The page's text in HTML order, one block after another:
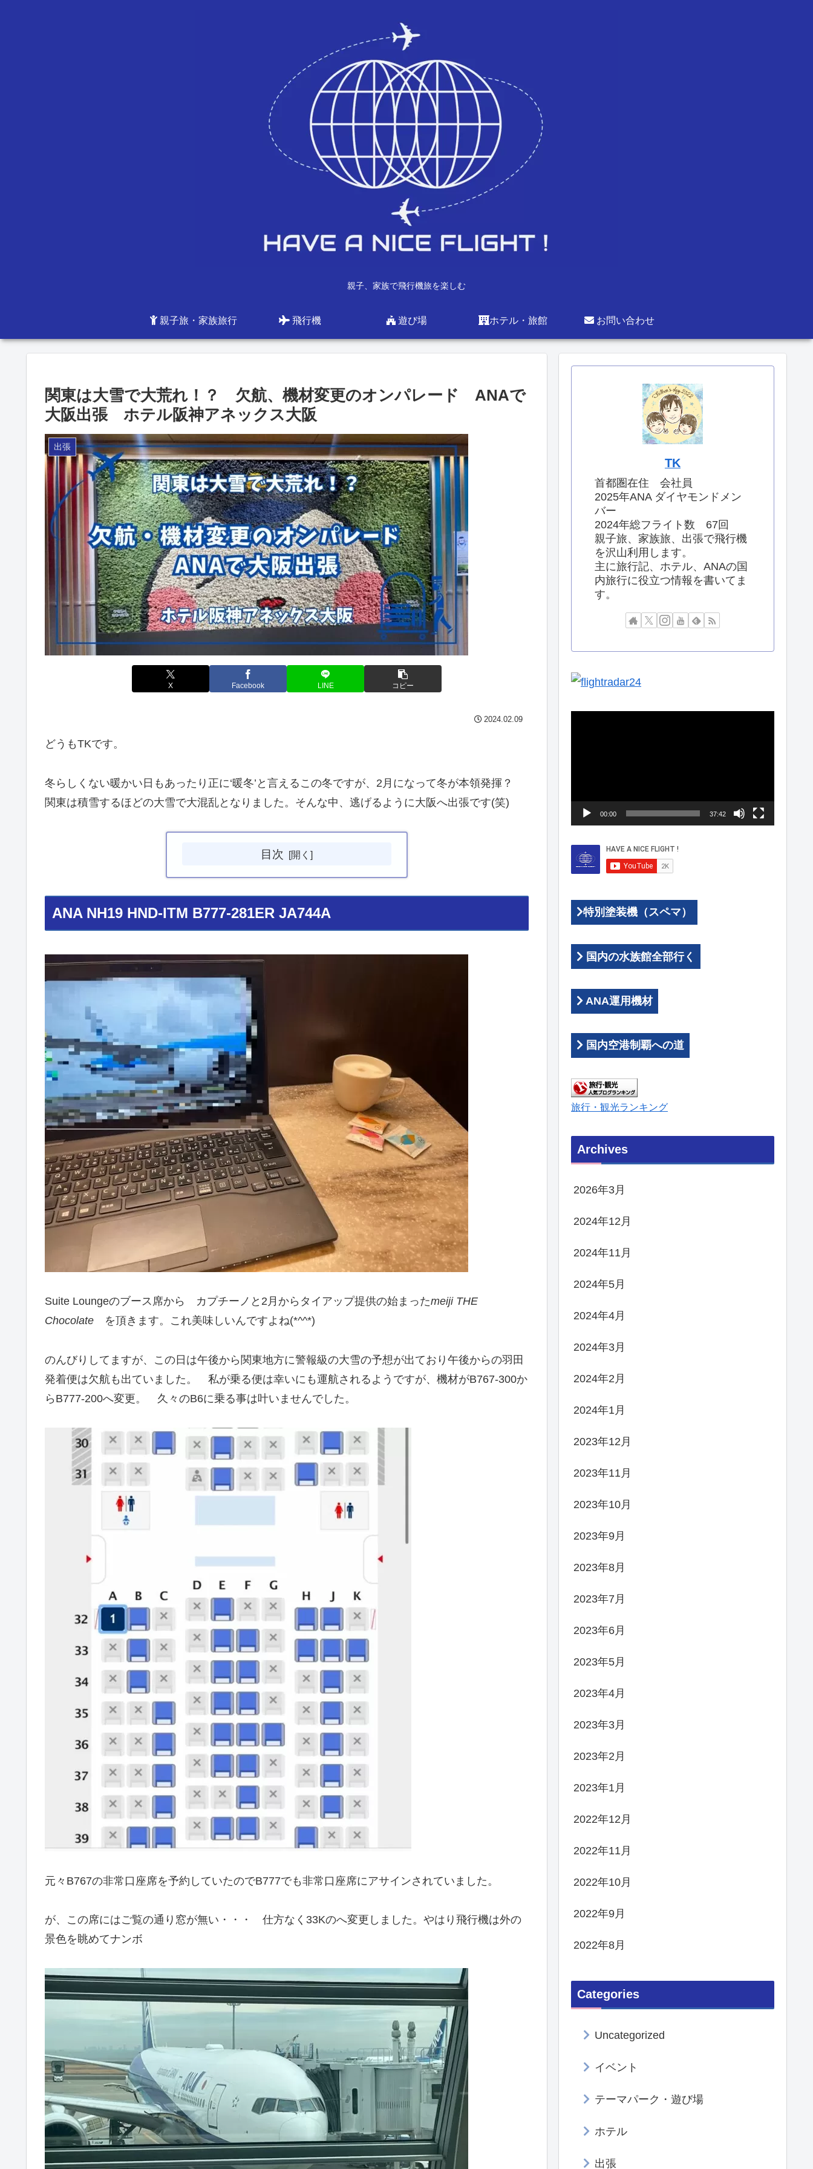
親子、家族で飛行機旅を楽しむ
親子旅・家族旅行 飛行機 遊び場 ホテル・旅館 お問い合わせ
関東は大雪で大荒れ！？ 欠航、機材変更のオンパレード ANAで
大阪出張 ホテル阪神アネックス大阪
出張
X Facebook LINE コピー
2024.02.09
どうもTKです。
冬らしくない暖かい日もあったり正に‘暖冬’と言えるこの冬ですが、2月になって冬が本領発揮？
関東は積雪するほどの大雪で大混乱となりました。そんな中、逃げるように大阪へ出張です(笑)
目次
ANA NH19 HND-ITM B777-281ER JA744A
Suite Loungeのブース席から カプチーノと2月からタイアップ提供の始まったmeiji THE
Chocolate を頂きます。これ美味しいんですよね(*^^*)
のんびりしてますが、この日は午後から関東地方に警報級の大雪の予想が出ており午後からの羽田
発着便は欠航も出ていました。 私が乗る便は幸いにも運航されるようですが、機材がB767-300か
らB777-200へ変更。 久々のB6に乗る事は叶いませんでした。
元々B767の非常口座席を予約していたのでB777でも非常口座席にアサインされていました。
が、この席にはご覧の通り窓が無い・・・ 仕方なく33Kのへ変更しました。やはり飛行機は外の
景色を眺めてナンボ
TK
首都圏在住 会社員
2025年ANA ダイヤモンドメン
バー
2024年総フライト数 67回
親子旅、家族旅、出張で飛行機
を沢山利用します。
主に旅行記、ホテル、ANAの国
内旅行に役立つ情報を書いてま
す。
00:00 37:42
特別塗装機（スペマ）
国内の水族館全部行く
ANA運用機材
国内空港制覇への道
旅行・観光ランキング
Archives
2026年3月
2024年12月
2024年11月
2024年5月
2024年4月
2024年3月
2024年2月
2024年1月
2023年12月
2023年11月
2023年10月
2023年9月
2023年8月
2023年7月
2023年6月
2023年5月
2023年4月
2023年3月
2023年2月
2023年1月
2022年12月
2022年11月
2022年10月
2022年9月
2022年8月
Categories
Uncategorized
イベント
テーマパーク・遊び場
ホテル
出張